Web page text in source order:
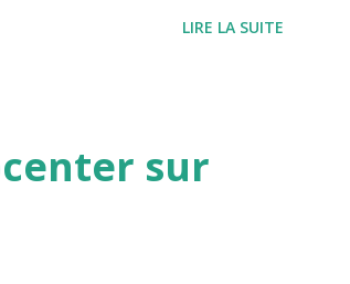
LIRE LA SUITE
sur